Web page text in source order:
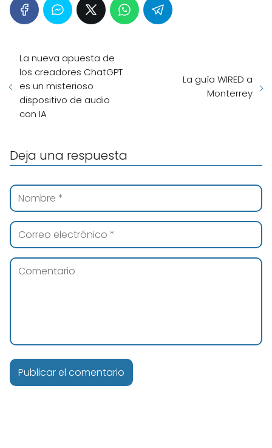
La nueva apuesta de
los creadores ChatGPT
es un misterioso
dispositivo de audio
con IA
La guía WIRED a
Monterrey
Deja una respuesta